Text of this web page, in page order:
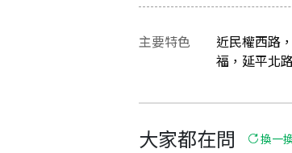
主要特色
近民權西路
福，延平北
大家都在問 換一